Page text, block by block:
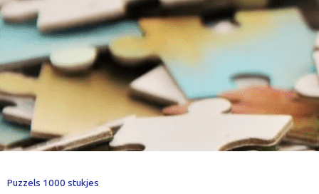
Puzzels 1000 stukjes